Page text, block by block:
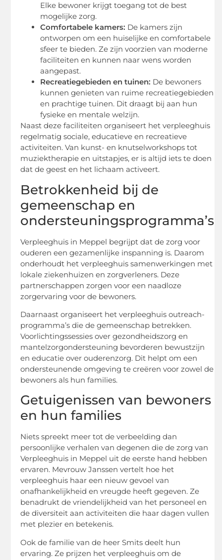
Elke bewoner krijgt toegang tot de best
mogelijke zorg.
Comfortabele kamers: De kamers zijn
ontworpen om een huiselijke en comfortabele
sfeer te bieden. Ze zijn voorzien van moderne
faciliteiten en kunnen naar wens worden
aangepast.
Recreatiegebieden en tuinen: De bewoners
kunnen genieten van ruime recreatiegebieden
en prachtige tuinen. Dit draagt bij aan hun
fysieke en mentale welzijn.
Naast deze faciliteiten organiseert het verpleeghuis
regelmatig sociale, educatieve en recreatieve
activiteiten. Van kunst- en knutselworkshops tot
muziektherapie en uitstapjes, er is altijd iets te doen
dat de geest en het lichaam activeert.
Betrokkenheid bij de
gemeenschap en
ondersteuningsprogramma’s
Verpleeghuis in Meppel begrijpt dat de zorg voor
ouderen een gezamenlijke inspanning is. Daarom
onderhoudt het verpleeghuis samenwerkingen met
lokale ziekenhuizen en zorgverleners. Deze
partnerschappen zorgen voor een naadloze
zorgervaring voor de bewoners.
Daarnaast organiseert het verpleeghuis outreach-
programma’s die de gemeenschap betrekken.
Voorlichtingssessies over gezondheidszorg en
mantelzorgondersteuning bevorderen bewustzijn
en educatie over ouderenzorg. Dit helpt om een
ondersteunende omgeving te creëren voor zowel de
bewoners als hun families.
Getuigenissen van bewoners
en hun families
Niets spreekt meer tot de verbeelding dan
persoonlijke verhalen van degenen die de zorg van
Verpleeghuis in Meppel uit de eerste hand hebben
ervaren. Mevrouw Janssen vertelt hoe het
verpleeghuis haar een nieuw gevoel van
onafhankelijkheid en vreugde heeft gegeven. Ze
benadrukt de vriendelijkheid van het personeel en
de diversiteit aan activiteiten die haar dagen vullen
met plezier en betekenis.
Ook de familie van de heer Smits deelt hun
ervaring. Ze prijzen het verpleeghuis om de